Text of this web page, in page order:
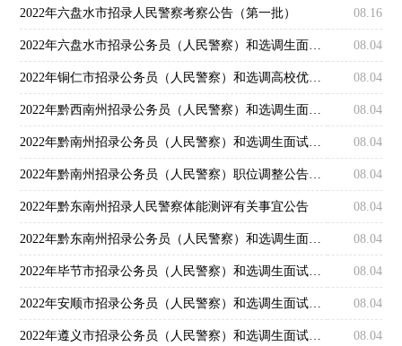
2022年六盘水市招录人民警察考察公告（第一批） 08.16
2022年六盘水市招录公务员（人民警察）和选调生面试及人民警察类考生体能测评公告 08.04
2022年铜仁市招录公务员（人民警察）和选调高校优秀毕业生面试公告 08.04
2022年黔西南州招录公务员（人民警察）和选调生面试及体能测评公告 08.04
2022年黔南州招录公务员（人民警察）和选调生面试及人民警察体能测评公告 08.04
2022年黔南州招录公务员（人民警察）职位调整公告（二） 08.04
2022年黔东南州招录人民警察体能测评有关事宜公告 08.04
2022年黔东南州招录公务员（人民警察）和选调生面试公告 08.04
2022年毕节市招录公务员（人民警察）和选调生面试、体能测评公告 08.04
2022年安顺市招录公务员（人民警察）和选调生面试及体能测评工作公告 08.04
2022年遵义市招录公务员（人民警察）和选调生面试及体能测评考前温馨提示 08.04